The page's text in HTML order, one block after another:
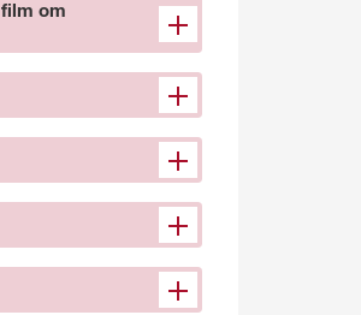
om